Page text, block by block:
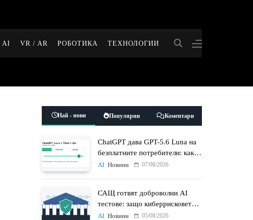
AI VR / AR РОБОТИКА ТЕХНОЛОГИИ
Най - нови Популярни Коментари
ChatGPT дава GPT-5.6 Luna на
безплатните потребители: какво
променят Think бутонът и
AI Новини 07/08/2026
САЩ готвят доброволни AI
тестове: защо киберрисковете
на моделите стават
AI Новини 05/08/2026